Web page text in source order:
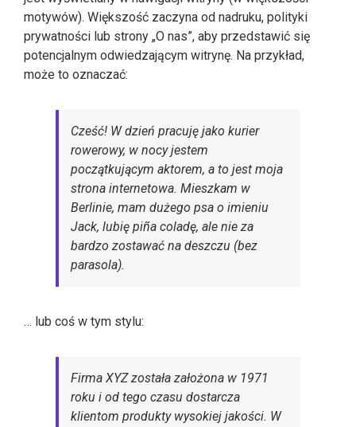
motywów). Większość zaczyna od nadruku, polityki
prywatności lub strony „O nas”, aby przedstawić się
potencjalnym odwiedzającym witrynę. Na przykład,
może to oznaczać:
Cześć! W dzień pracuję jako kurier
rowerowy, w nocy jestem
początkującym aktorem, a to jest moja
strona internetowa. Mieszkam w
Berlinie, mam dużego psa o imieniu
Jack, lubię piña coladę, ale nie za
bardzo zostawać na deszczu (bez
parasola).
… lub coś w tym stylu:
Firma XYZ została założona w 1971
roku i od tego czasu dostarcza
klientom produkty wysokiej jakości. W